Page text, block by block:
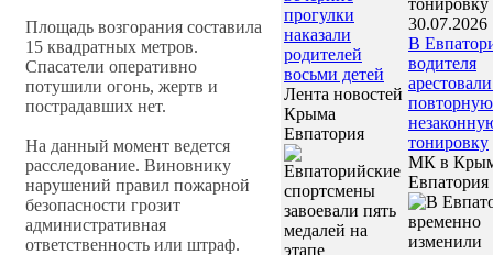
Площадь возгорания составила
15 квадратных метров.
Спасатели оперативно
потушили огонь, жертв и
пострадавших нет.
На данный момент ведется
расследование. Виновнику
нарушений правил пожарной
безопасности грозит
административная
ответственность или штраф.
прогулки
наказали
родителей
восьми детей
Лента новостей
Крыма
Евпатория
30.07.2026
В
водителя
повторную
тонировку
МК в
Евпатория